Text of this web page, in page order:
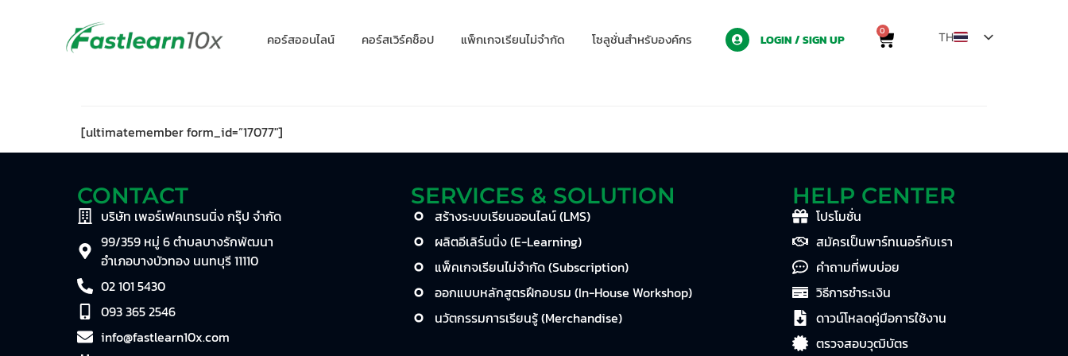
คอร์สออนไลน์ คอร์สเวิร์คช็อป แพ็กเกจเรียนไม่จำกัด โซลูชั่นสำหรับองค์กร LOGIN / SIGN UP
0
TH
[ultimatemember form_id=”17077″]
CONTACT
บริษัท เพอร์เฟคเทรนนิ่ง กรุ๊ป จำกัด
99/359 หมู่ 6 ตำบลบางรักพัฒนา
อำเภอบางบัวทอง นนทบุรี 11110
02 101 5430
093 365 2546
info@fastlearn10x.com
SERVICES & SOLUTION
สร้างระบบเรียนออนไลน์ (LMS)
ผลิตอีเลิร์นนิ่ง (E-Learning)
แพ็คเกจเรียนไม่จำกัด (Subscription)
ออกแบบหลักสูตรฝึกอบรม (In-House Workshop)
นวัตกรรมการเรียนรู้ (Merchandise)
HELP CENTER
โปรโมชั่น
สมัครเป็นพาร์ทเนอร์กับเรา
คำถามที่พบบ่อย
วิธีการชำระเงิน
ดาวน์โหลดคู่มือการใช้งาน
ตรวจสอบวุฒิบัตร